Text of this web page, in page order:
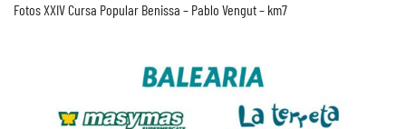
Fotos XXIV Cursa Popular Benissa – Pablo Vengut – km7